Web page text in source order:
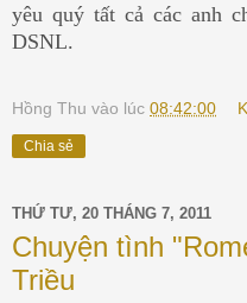
yêu quý tất cả các anh
DSNL.
Hồng Thu vào lúc 08:42:00
Chia sẻ
THỨ TƯ, 20 THÁNG 7, 2011
Chuyện tình
Triều